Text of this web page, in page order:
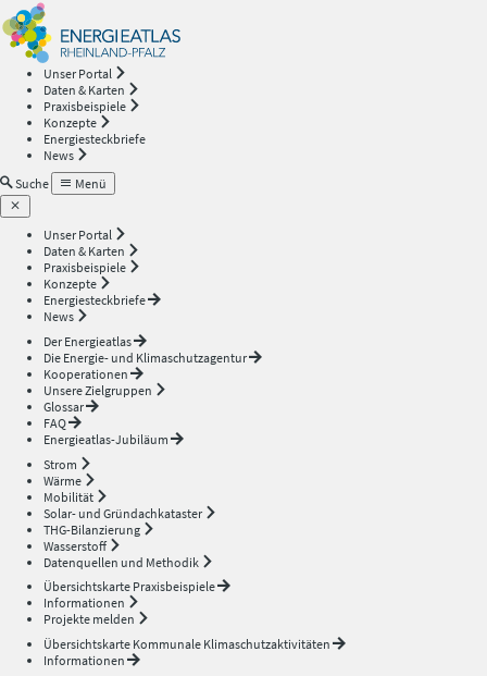
Unser Portal
Daten & Karten
Praxisbeispiele
Konzepte
Energiesteckbriefe
News
Suche
Menü
Unser Portal
Daten & Karten
Praxisbeispiele
Konzepte
Energiesteckbriefe
News
Der Energieatlas
Die Energie- und Klimaschutzagentur
Kooperationen
Unsere Zielgruppen
Glossar
FAQ
Energieatlas-Jubiläum
Strom
Wärme
Mobilität
Solar- und Gründachkataster
THG-Bilanzierung
Wasserstoff
Datenquellen und Methodik
Übersichtskarte Praxisbeispiele
Informationen
Projekte melden
Übersichtskarte Kommunale Klimaschutzaktivitäten
Informationen